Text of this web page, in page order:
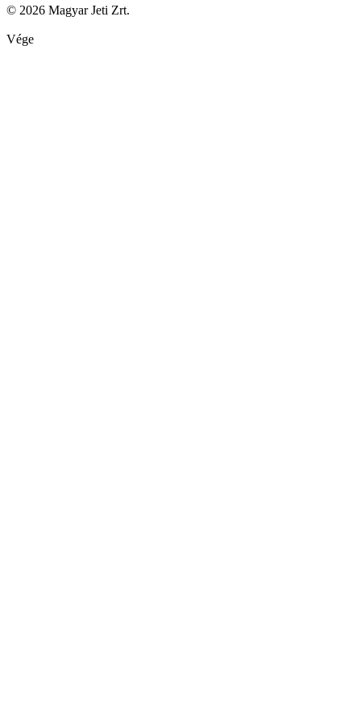
© 2026 Magyar Jeti Zrt.
Vége